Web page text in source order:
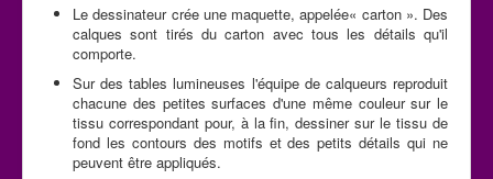
Le dessinateur crée une maquette, appelée« carton ». Des
calques sont tirés du carton avec tous les détails qu'il
comporte.
Sur des tables lumineuses l'équipe de calqueurs reproduit
chacune des petites surfaces d'une même couleur sur le
tissu correspondant pour, à la fin, dessiner sur le tissu de
fond les contours des motifs et des petits détails qui ne
peuvent être appliqués.